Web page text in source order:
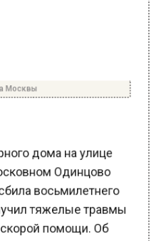
дома на улице
Одинцово
восьмилетнего
тяжелые травмы
скорой помощи. Об
по Московской